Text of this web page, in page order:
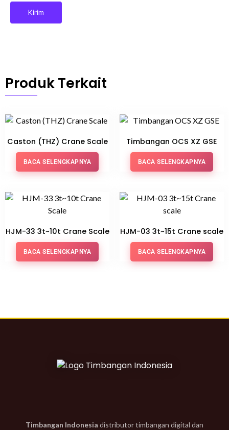
Produk Terkait
Caston (THZ) Crane Scale
BACA SELENGKAPNYA
Timbangan OCS XZ GSE
BACA SELENGKAPNYA
HJM-33 3t~10t Crane Scale
BACA SELENGKAPNYA
HJM-03 3t~15t Crane scale
BACA SELENGKAPNYA
Timbangan Indonesia distributor timbangan digital dan